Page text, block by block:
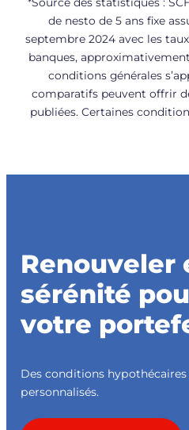
de nesto de 5 ans fixe
septembre 2024 avec les
banques,
conditions générales
comparatifs peuvent offrir
publiées. Certaines
Renouveler
sérénité
votre
Des conditions
personnalisés.